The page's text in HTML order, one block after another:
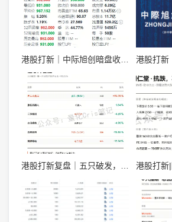
港股打新｜中际旭创暗盘收 971，明天开盘看什么？